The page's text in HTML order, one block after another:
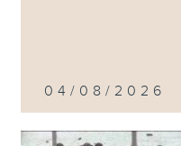
04/08/2026